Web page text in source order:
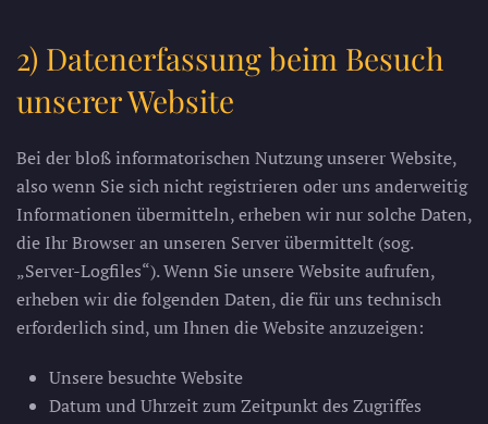
2) Datenerfassung beim Besuch
unserer Website
Bei der bloß informatorischen Nutzung unserer Website,
also wenn Sie sich nicht registrieren oder uns anderweitig
Informationen übermitteln, erheben wir nur solche Daten,
die Ihr Browser an unseren Server übermittelt (sog.
„Server-Logfiles“). Wenn Sie unsere Website aufrufen,
erheben wir die folgenden Daten, die für uns technisch
erforderlich sind, um Ihnen die Website anzuzeigen:
Unsere besuchte Website
Datum und Uhrzeit zum Zeitpunkt des Zugriffes